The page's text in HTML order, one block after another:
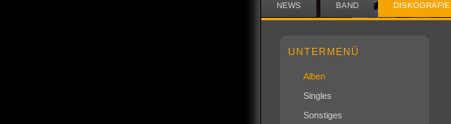
NEWS BAND DISKOGRAFIE
UNTERMENÜ
Alben
Singles
Sonstiges